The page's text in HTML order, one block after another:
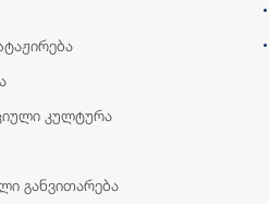
კულტურა
განვითარება